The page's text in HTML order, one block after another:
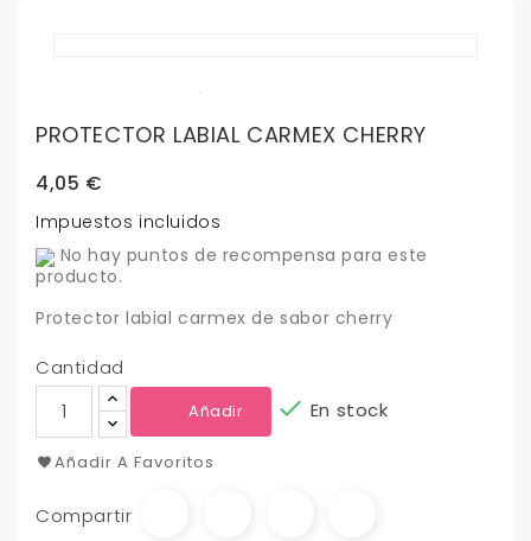
PROTECTOR LABIAL CARMEX CHERRY
4,05 €
Impuestos incluidos
No hay puntos de recompensa para este
producto.
Protector labial carmex de sabor cherry
Cantidad
Añadir  En stock
Añadir A Favoritos
Compartir